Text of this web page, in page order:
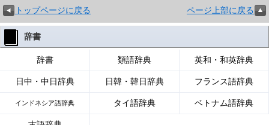
トップページに戻る ページ上部に戻る
辞書
辞書 類語辞典 英和・和英辞典
日中・中日辞典 日韓・韓日辞典 フランス語辞典
インドネシア語辞典 タイ語辞典 ベトナム語辞典